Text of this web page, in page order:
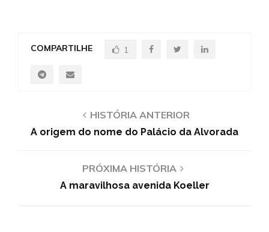
COMPARTILHE 1
HISTÓRIA ANTERIOR
A origem do nome do Palácio da Alvorada
PRÓXIMA HISTÓRIA
A maravilhosa avenida Koeller